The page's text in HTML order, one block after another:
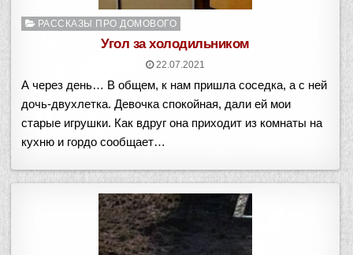
Опубликовано
РАССКАЗЫ ПРО ДОМОВОГО
Угол за холодильником
22.07.2021
А через день… В общем, к нам пришла соседка, а с ней
дочь-двухлетка. Девочка спокойная, дали ей мои
старые игрушки. Как вдруг она приходит из комнаты на
кухню и гордо сообщает…